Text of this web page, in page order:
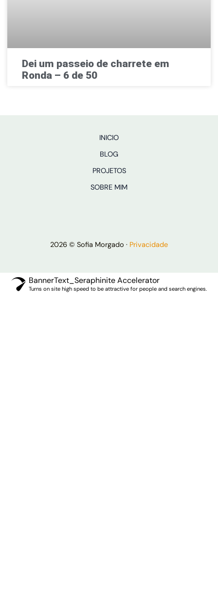
Dei um passeio de charrete em
Ronda – 6 de 50
INICIO
BLOG
PROJETOS
SOBRE MIM
2026 © Sofia Morgado · Privacidade
BannerText_Seraphinite Accelerator
Turns on site high speed to be attractive for people and search engines.